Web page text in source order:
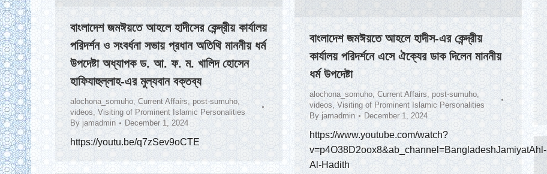
বাংলাদেশ জমঈয়তে আহলে হাদীসের কেন্দ্রীয় কার্যালয়
পরিদর্শন ও সংবর্ধনা সভায় প্রধান অতিথি মাননীয় ধর্ম
উপদেষ্টা অধ্যাপক ড. আ. ফ. ম. খালিদ হোসেন
হাফিযাহুল্লাহ-এর মুল্যবান বক্তব্য
alochona_somuho, Current Affairs, post-sumuho,
videos, Visiting of Prominent Islamic Personalities
By jamadmin December 1, 2024
https://youtu.be/q7zSev9oCTE
বাংলাদেশ জমঈয়তে আহলে হাদীস-এর কেন্দ্রীয়
কার্যালয় পরিদর্শনে এসে ঐক্যের ডাক দিলেন মাননীয়
ধর্ম উপদেষ্টা
alochona_somuho, Current Affairs, post-sumuho,
videos, Visiting of Prominent Islamic Personalities
By jamadmin December 1, 2024
https://www.youtube.com/watch?
v=p4O38D2oox8&ab_channel=BangladeshJamiyatAhl-
Al-Hadith